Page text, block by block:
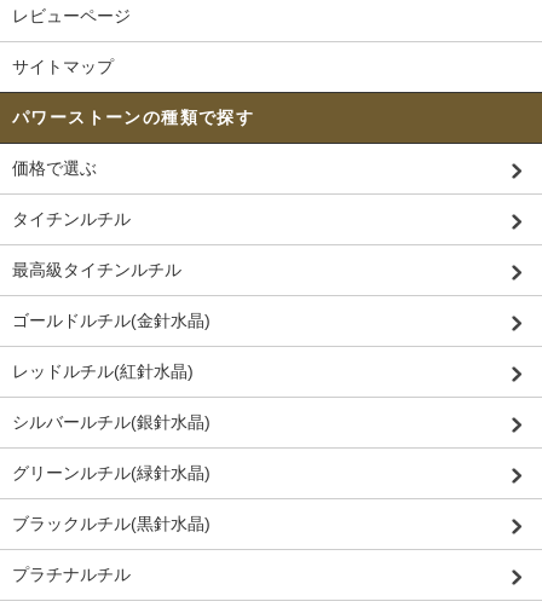
レビューページ
サイトマップ
パワーストーンの種類で探す
価格で選ぶ
タイチンルチル
最高級タイチンルチル
ゴールドルチル(金針水晶)
レッドルチル(紅針水晶)
シルバールチル(銀針水晶)
グリーンルチル(緑針水晶)
ブラックルチル(黒針水晶)
プラチナルチル